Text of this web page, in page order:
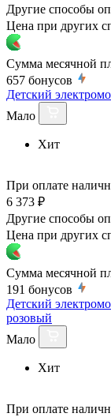
Другие способы
Цена при других
Сумма месячной
657 бонусов
Детский
Мало
Хит
При оплате
6 373 ₽
Другие способы
Цена при других
Сумма месячной
191 бонусов
Детский
розовый
Мало
Хит
При оплате